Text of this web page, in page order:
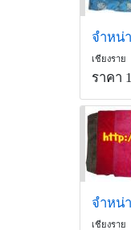
เชียงราย
ราคา
เชียงราย